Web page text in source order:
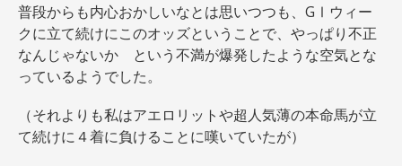
普段からも内心おかしいなとは思いつつも、GⅠウィー
クに立て続けにこのオッズということで、やっぱり不正
なんじゃないか という不満が爆発したような空気とな
っているようでした。
（それよりも私はアエロリットや超人気薄の本命馬が立
て続けに４着に負けることに嘆いていたが）